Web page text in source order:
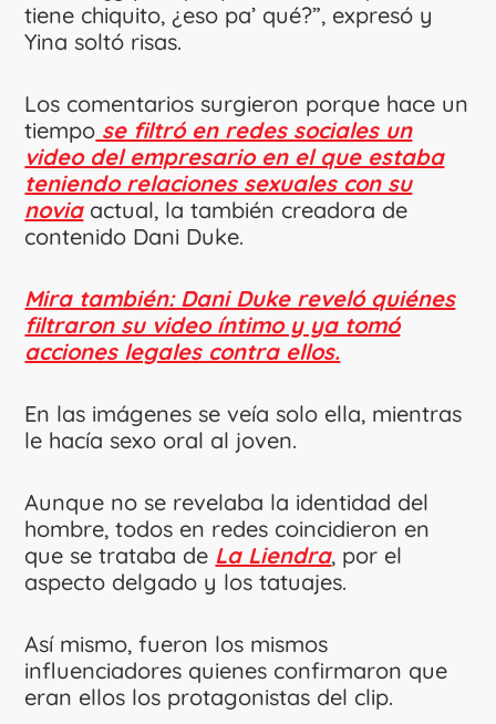
tiene chiquito, ¿eso pa’ qué?”, expresó y
Yina soltó risas.
Los comentarios surgieron porque hace un
tiempo se filtró en redes sociales un
video del empresario en el que estaba
teniendo relaciones sexuales con su
noviaactual, la también creadora de
contenido Dani Duke.
Mira también: Dani Duke reveló quiénes
filtraron su video íntimo y ya tomó
acciones legales contra ellos.
En las imágenes se veía solo ella, mientras
le hacía sexo oral al joven.
Aunque no se revelaba la identidad del
hombre, todos en redes coincidieron en
que se trataba de La Liendra, por el
aspecto delgado y los tatuajes.
Así mismo, fueron los mismos
influenciadores quienes confirmaron que
eran ellos los protagonistas del clip.